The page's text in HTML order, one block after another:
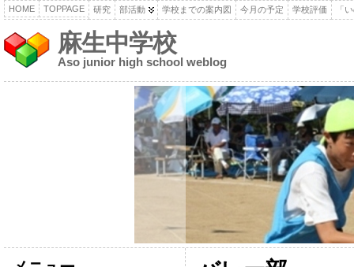
HOME TOPPAGE 研究 部活動 学校までの案内図 今月の予定 学校評価 「
麻生中学校
Aso junior high school weblog